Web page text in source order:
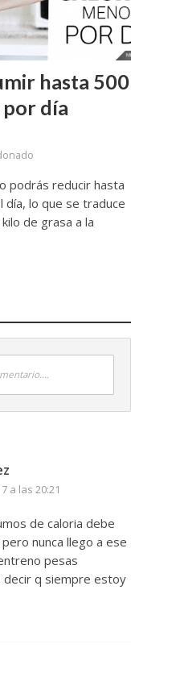
hasta 500
día
podrás reducir hasta
día, lo que se traduce
de grasa a la
a las 20:21
de caloria debe
nunca llego a ese
pesas
q siempre estoy